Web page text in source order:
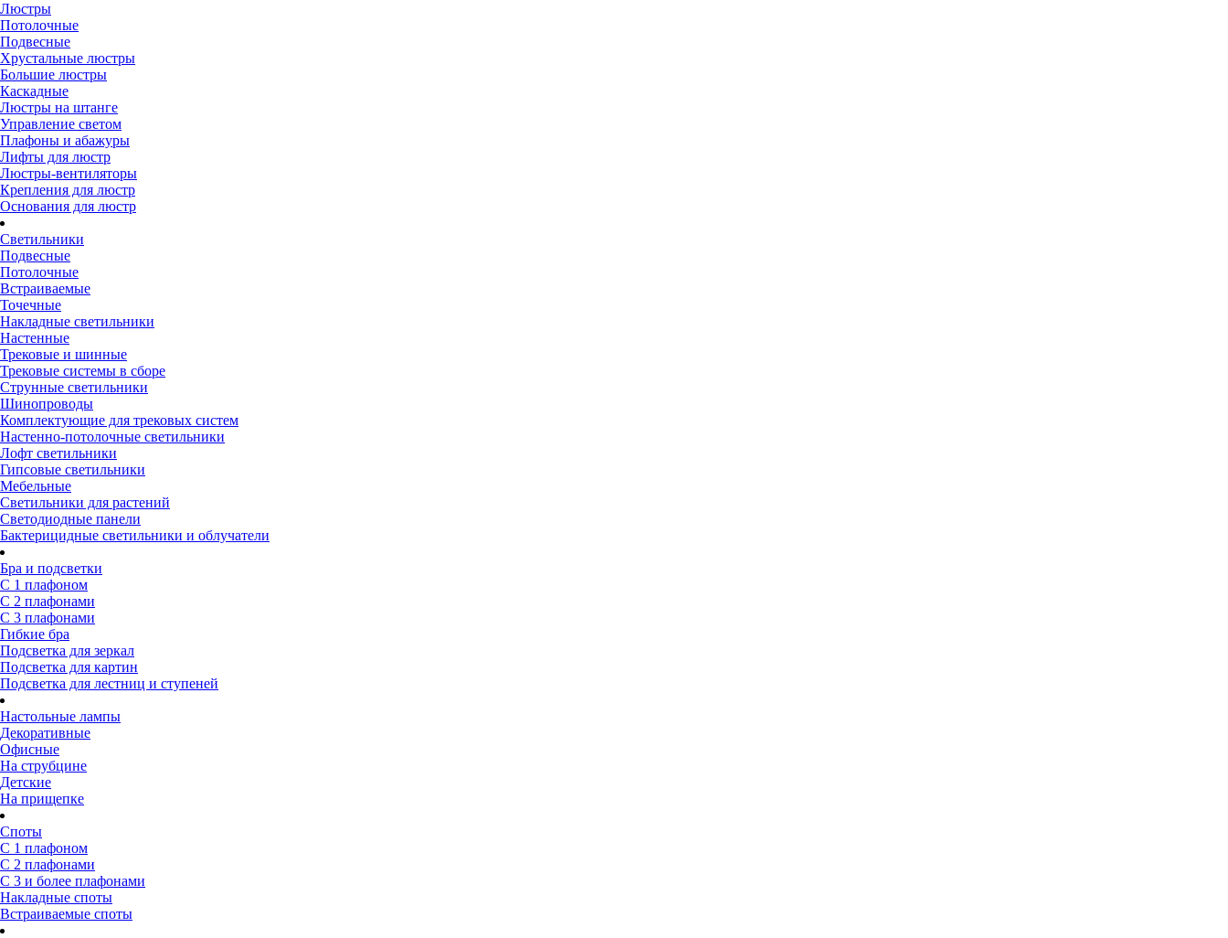
Люстры
Потолочные
Подвесные
Хрустальные люстры
Большие люстры
Каскадные
Люстры на штанге
Управление светом
Плафоны и абажуры
Лифты для люстр
Люстры-вентиляторы
Крепления для люстр
Основания для люстр
Светильники
Подвесные
Потолочные
Встраиваемые
Точечные
Накладные светильники
Настенные
Трековые и шинные
Трековые системы в сборе
Струнные светильники
Шинопроводы
Комплектующие для трековых систем
Настенно-потолочные светильники
Лофт светильники
Гипсовые светильники
Мебельные
Светильники для растений
Светодиодные панели
Бактерицидные светильники и облучатели
Бра и подсветки
С 1 плафоном
С 2 плафонами
С 3 плафонами
Гибкие бра
Подсветка для зеркал
Подсветка для картин
Подсветка для лестниц и ступеней
Настольные лампы
Декоративные
Офисные
На струбцине
Детские
На прищепке
Споты
С 1 плафоном
С 2 плафонами
С 3 и более плафонами
Накладные споты
Встраиваемые споты